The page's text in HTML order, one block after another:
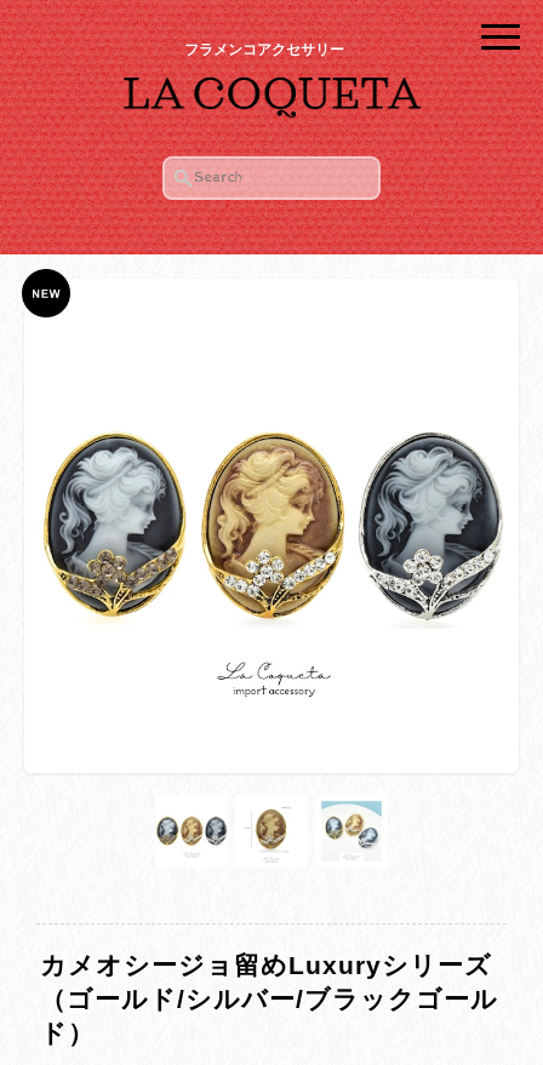
フラメンコアクセサリー
カメオシージョ留めLuxuryシリーズ
（ゴールド/シルバー/ブラックゴール
ド）